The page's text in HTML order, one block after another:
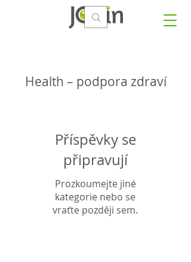
Health – podpora zdraví
Příspěvky se
připravují
Prozkoumejte jiné
kategorie nebo se
vraťte později sem.